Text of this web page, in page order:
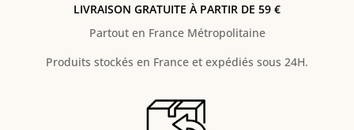
LIVRAISON GRATUITE À PARTIR DE 59 €
Partout en France Métropolitaine
Produits stockés en France et expédiés sous 24H.